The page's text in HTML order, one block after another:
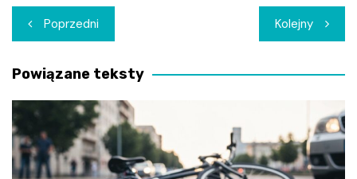
Nawigacja
wpisu
Poprzedni Kolejny
Powiązane teksty